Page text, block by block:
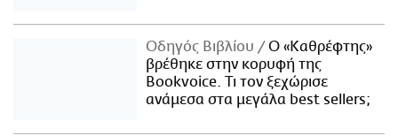
Οδηγός Βιβλίου
Ο «Καθρέφτης»
βρέθηκε στην κορυφή της
Bookvoice. Τι τον ξεχώρισε
ανάμεσα στα μεγάλα best sellers;